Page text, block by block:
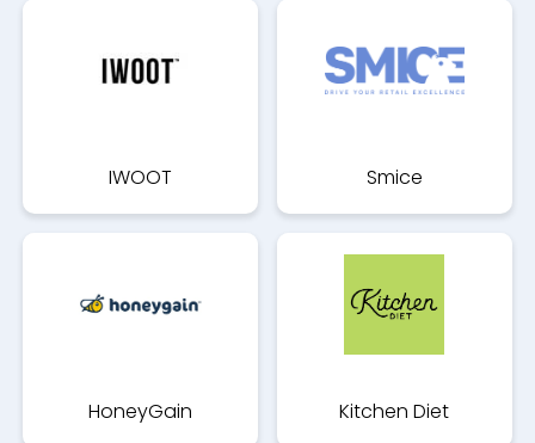
IWOOT Smice
HoneyGain Kitchen Diet